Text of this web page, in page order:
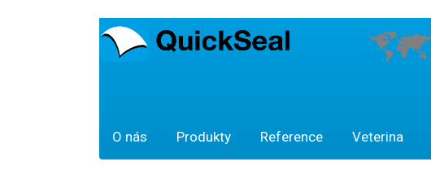
O nás Produkty Reference Veterina